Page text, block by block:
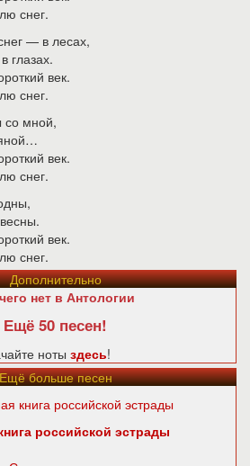
снег.
— в лесах,
глазах.
век.
снег.
со мной,
век.
снег.
век.
снег.
Дополнительно
нет в Антологии
Ещё 50 песен!
ноты здесь!
больше песен
российской эстрады